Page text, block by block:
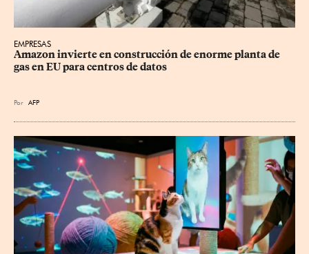
EMPRESAS
Amazon invierte en construcción de enorme planta de
gas en EU para centros de datos
Por AFP